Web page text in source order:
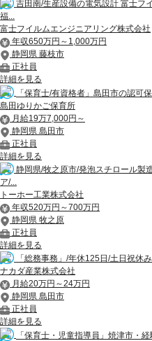
吉田南/生産設備の電気設計 富士フ
福...
富士フイルムエンジニアリング株式会社
年収650万円～1,000万円
静岡県 藤枝市
正社員
詳細を見る
「保育士/有資格者」島田市の認可
島田ゆりかご保育所
月給19万7,000円～
静岡県 島田市
正社員
詳細を見る
静岡県/牧之原市/発泡スチロール製
ア/...
トーホー工業株式会社
年収520万円～700万円
静岡県 牧之原
正社員
詳細を見る
「総務事務」/年休125日/土日祝休
ナカダ産業株式会社
月給20万円～24万円
静岡県 島田市
正社員
詳細を見る
「保育士・児童指導員」焼津市・